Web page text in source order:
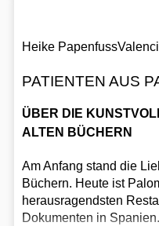
Heike Papenfuss
PATIENTEN AUS
ÜBER DIE
ALTEN BÜCHERN
Am Anfang stand die
Büchern. Heute ist
herausragendsten
Dokumenten in